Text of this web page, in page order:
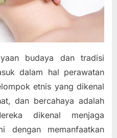
budaya dan tradisi
dalam hal perawatan
etnis yang dikenal
dan bercahaya adalah
dikenal menjaga
dengan memanfaatkan